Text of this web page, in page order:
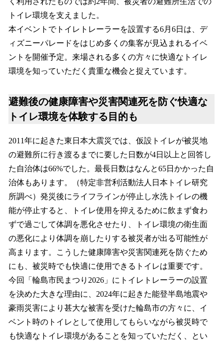
トイレ環境を支えました。
本イベントでトイレトレーラーを設置する6月6日は、デ
ィズニーパレードをはじめ多くの集客が見込まれるイベ
ントを開催予定。来場される多くの方々に快適なトイレ
環境を知っていただく貴重な機会と捉えています。
避難後の健康障害や災害関連死を防ぐ快適な
トイレ環境を体験する目的も
2011年に起きた東日本大震災では、仮設トイレが被災地
の避難所に行き渡るまでに要した日数が4日以上と回答し
た自治体は66%でした。最長日数はなんと65日かかった自
治体もあります。（特定非営利活動法人日本トイレ研究
所調べ）発災後にライフラインが停止し水洗トイレの機
能が停止すると、トイレ使用を抑えるために飲まず食わ
ずで過ごして体調を悪化させたり、トイレ環境の衛生面
の悪化により体調を崩したりする被災者が出る可能性が
高まります。こうした健康障害や災害関連死を防ぐため
にも、被災時でも快適に使用できるトイレは重要です。
今回「輪島市民まつり2026」にトイレトレーラーの設置
を決めた大きな理由に、2024年に起きた能登半島地震や
豪雨災害により甚大な被害を受けた輪島市の方々に、イ
ベント時のトイレとして使用してもらいながら被災時で
も快適なトイレ環境があることを知っていただく、とい